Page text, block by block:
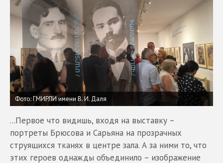
Фото: ГМИРЛИ имени В. И. Даля
...Первое что видишь, входя на выставку –
портреты Брюсова и Сарьяна на прозрачных
струящихся тканях в центре зала. А за ними то, что
этих героев однажды объединило – изображение